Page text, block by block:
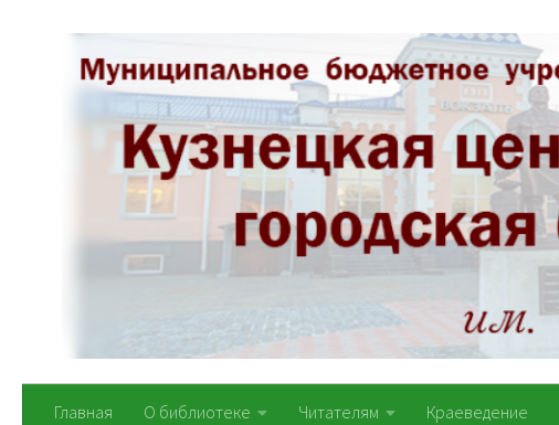
Перейти к содержимому
Главная О библиотеке Читателям Краеведение